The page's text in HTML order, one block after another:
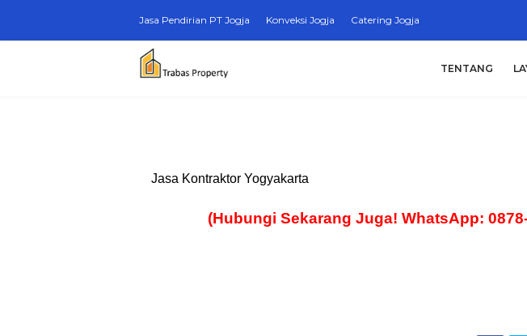
Jasa Pendirian PT Jogja Konveksi Jogja Catering Jogja
TENTANG
Jasa Kontraktor Yogyakarta
(Hubungi Sekarang Juga! WhatsApp: